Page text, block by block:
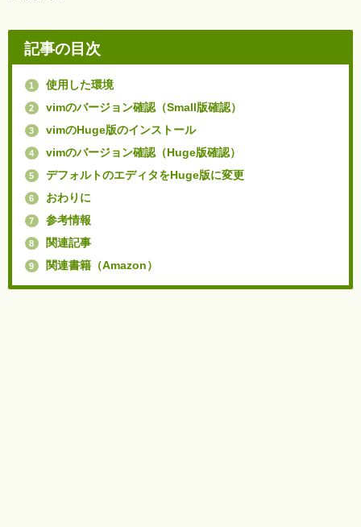
記事の目次
1 使用した環境
2 vimのバージョン確認（Small版確認）
3 vimのHuge版のインストール
4 vimのバージョン確認（Huge版確認）
5 デフォルトのエディタをHuge版に変更
6 おわりに
7 参考情報
8 関連記事
9 関連書籍（Amazon）